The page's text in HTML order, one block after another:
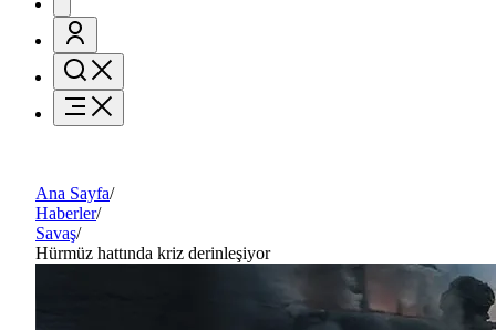
Ana Sayfa/
Haberler/
Savaş/
Hürmüz hattında kriz derinleşiyor